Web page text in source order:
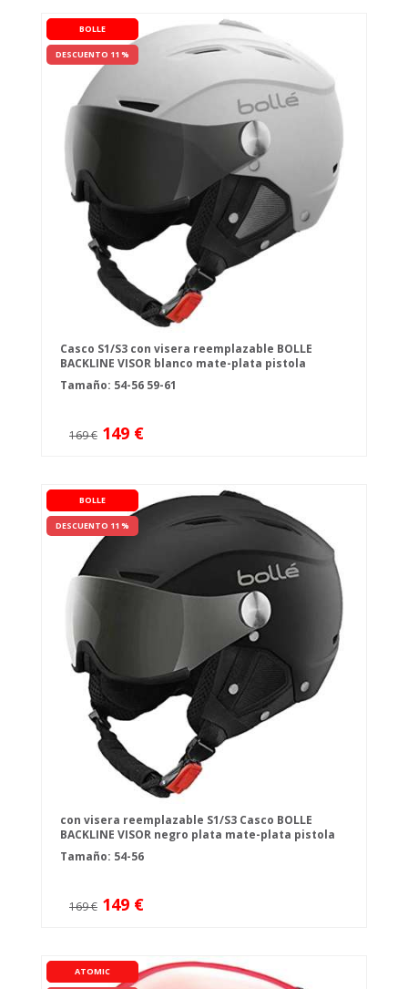
BOLLE
DESCUENTO 11 %
Casco S1/S3 con visera reemplazable BOLLE
BACKLINE VISOR blanco mate-plata pistola
Tamaño: 54-56 59-61
169 € 149 €
BOLLE
DESCUENTO 11 %
con visera reemplazable S1/S3 Casco BOLLE
BACKLINE VISOR negro plata mate-plata pistola
Tamaño: 54-56
169 € 149 €
ATOMIC